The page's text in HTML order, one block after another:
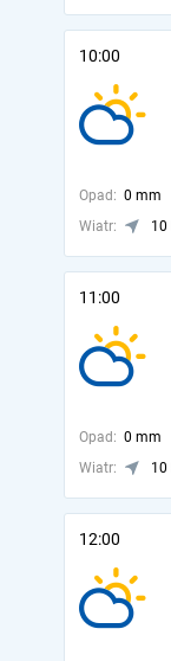
10:00
Opad: 0 mm
Wiatr:
10
11:00
Opad: 0 mm
Wiatr:
10
12:00